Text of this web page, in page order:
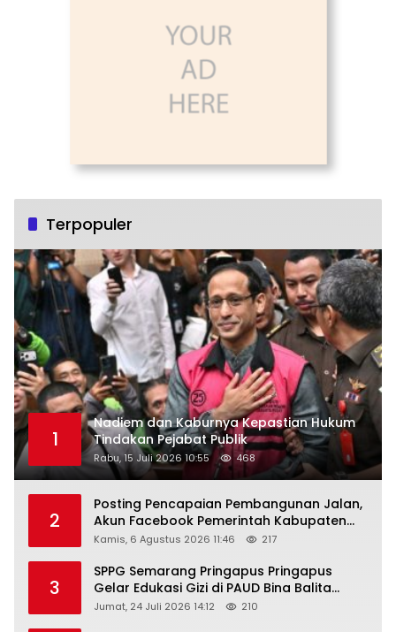
Terpopuler
1
Nadiem dan Kaburnya Kepastian Hukum
Tindakan Pejabat Publik
Rabu, 15 Juli 2026 10:55 468
2
Posting Pencapaian Pembangunan Jalan,
Akun Facebook Pemerintah Kabupaten
Rembang “Dirujak” Warganet
Kamis, 6 Agustus 2026 11:46 217
3
SPPG Semarang Pringapus Pringapus
Gelar Edukasi Gizi di PAUD Bina Balita
Peringati Hari Anak Nasional 2026
Jumat, 24 Juli 2026 14:12 210